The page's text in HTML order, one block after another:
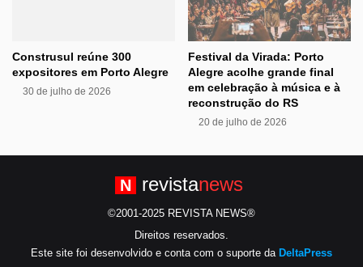
Construsul reúne 300
expositores em Porto Alegre
30 de julho de 2026
Festival da Virada: Porto
Alegre acolhe grande final
em celebração à música e à
reconstrução do RS
20 de julho de 2026
N revistanews
©2001-2025 REVISTA NEWS®
Direitos reservados.
Este site foi desenvolvido e conta com o suporte da DeltaPress